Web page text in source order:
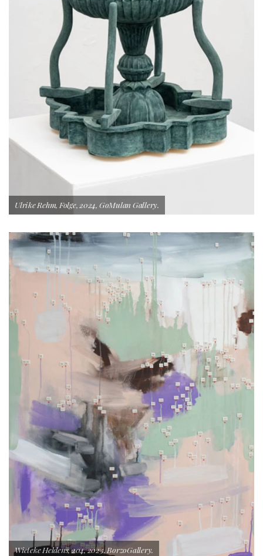
Ulrike Rehm, Folge, 2024, GoMulan Gallery.
Wieteke Heldens, 204, 2023, BorzoGallery.